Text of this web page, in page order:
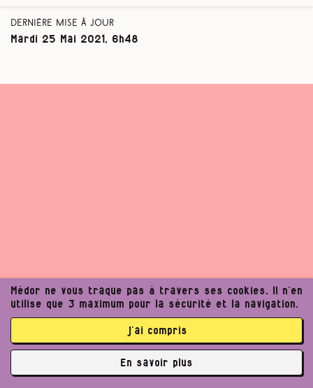
Dernière mise à jour
Mardi 25 Mai 2021, 6h48
Médor ne vous traque pas à travers ses cookies. Il n’en
utilise que 3 maximum pour la sécurité et la navigation.
j’ai compris
En savoir plus